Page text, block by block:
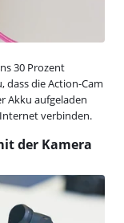
30 Prozent
dass die Action-Cam
Akku aufgeladen
verbinden.
der Kamera